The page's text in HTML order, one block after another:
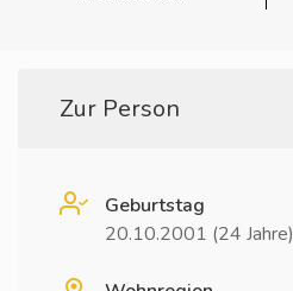
Zur Person
Geburtstag
20.10.2001 (24 Jahre)